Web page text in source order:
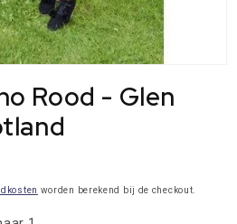
Rood - Glen
worden berekend bij de checkout.